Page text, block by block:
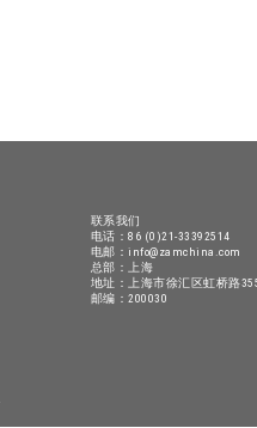
联系我们
电话：86 (0)21-33392514
电邮：info@zamchina.com
总部：上海
地址：上海市徐汇区虹桥路
邮编：200030